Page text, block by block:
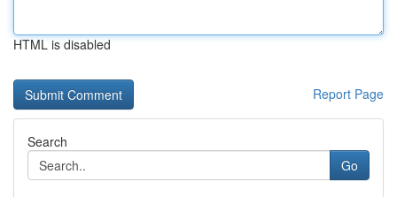
HTML is disabled
Report Page
Search
Go